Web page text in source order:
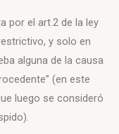
por el art.2 de la ley
y solo en
alguna de la causa
(en este
luego se consideró